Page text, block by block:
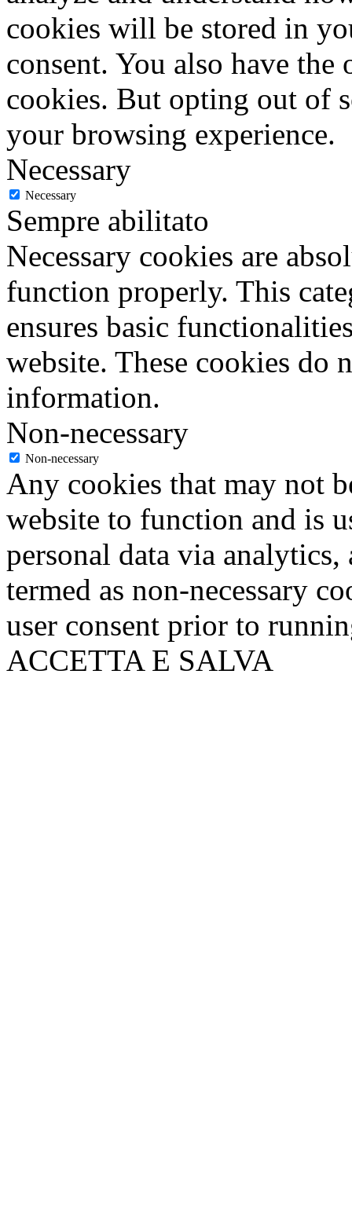
cookies will be stored in
consent. You also have
cookies. But opting out of
your browsing experience.
Necessary
Necessary
Sempre abilitato
Necessary cookies are
function properly. This
ensures basic
website. These cookies do
information.
Non-necessary
Non-necessary
Any cookies that may not
website to function and is
personal data via analytics,
termed as non-necessary
user consent prior to
ACCETTA E SALVA